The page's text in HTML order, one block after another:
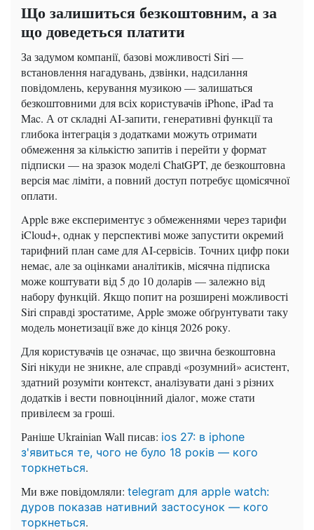
Що залишиться безкоштовним, а за
що доведеться платити
За задумом компанії, базові можливості Siri —
встановлення нагадувань, дзвінки, надсилання
повідомлень, керування музикою — залишаться
безкоштовними для всіх користувачів iPhone, iPad та
Mac. А от складні AI-запити, генеративні функції та
глибока інтеграція з додатками можуть отримати
обмеження за кількістю запитів і перейти у формат
підписки — на зразок моделі ChatGPT, де безкоштовна
версія має ліміти, а повний доступ потребує щомісячної
оплати.
Apple вже експериментує з обмеженнями через тарифи
iCloud+, однак у перспективі може запустити окремий
тарифний план саме для AI-сервісів. Точних цифр поки
немає, але за оцінками аналітиків, місячна підписка
може коштувати від 5 до 10 доларів — залежно від
набору функцій. Якщо попит на розширені можливості
Siri справді зростатиме, Apple зможе обґрунтувати таку
модель монетизації вже до кінця 2026 року.
Для користувачів це означає, що звична безкоштовна
Siri нікуди не зникне, але справді «розумний» асистент,
здатний розуміти контекст, аналізувати дані з різних
додатків і вести повноцінний діалог, може стати
привілеєм за гроші.
Раніше Ukrainian Wall писав: ios 27: в iphone
з'явиться те, чого не було 18 років — кого
торкнеться.
Ми вже повідомляли: telegram для apple watch:
дуров показав нативний застосунок — кого
торкнеться.